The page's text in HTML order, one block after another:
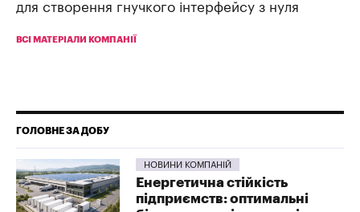
для створення гнучкого інтерфейсу з нуля
ВСІ МАТЕРІАЛИ КОМПАНІЇ
ГОЛОВНЕ ЗА ДОБУ
НОВИНИ КОМПАНІЙ
Енергетична стійкість
підприємств: оптимальні